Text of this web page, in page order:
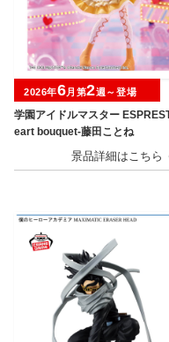
学園アイドルマスター
eart bouquet-藤田ことね
2026年6月第2週～登場